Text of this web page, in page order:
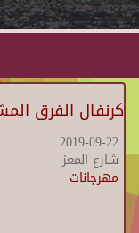
كرنفال الفرق
2019-09-22
شارع المعز
مهرجانات